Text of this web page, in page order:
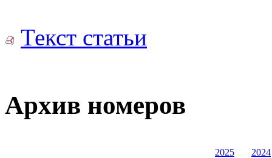
Текст статьи
Архив номеров
2025
2024